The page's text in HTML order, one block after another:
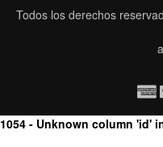
Todos los derechos
1054 - Unknown column 'id'